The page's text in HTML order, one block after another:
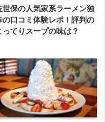
世保の人気家系ラーメン独
の口コミ体験レポ！評判の
ってりスープの味は？